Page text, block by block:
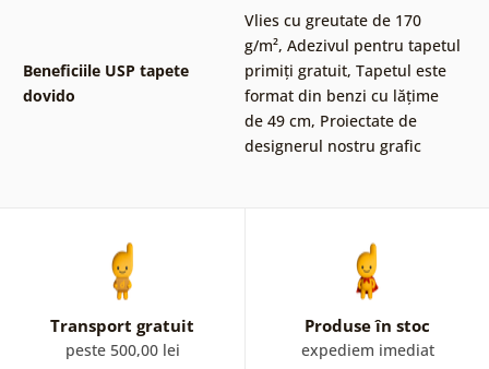
Beneficiile USP tapete
dovido
Vlies cu greutate de 170
g/m², Adezivul pentru tapetul
primiți gratuit, Tapetul este
format din benzi cu lățime
de 49 cm, Proiectate de
designerul nostru grafic
Transport gratuit
peste 500,00 lei
Produse în stoc
expediem imediat